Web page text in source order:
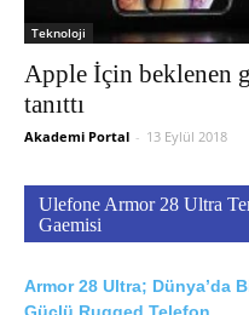
Teknoloji
Apple İçin beklenen
tanıttı
Akademi Portal - 13 Eylül 2018
Ulefone Armor 28 Ultra
Gaemisi
Armor 28 Ultra; Dünya’da